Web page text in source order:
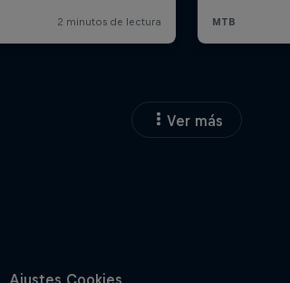
Ver más